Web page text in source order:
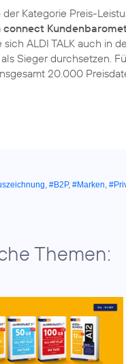
der Kategorie Preis-
connect
ALDI TALK auch in
Sieger durchsetzen.
20.000
, #B2P, #Marken,
Themen: